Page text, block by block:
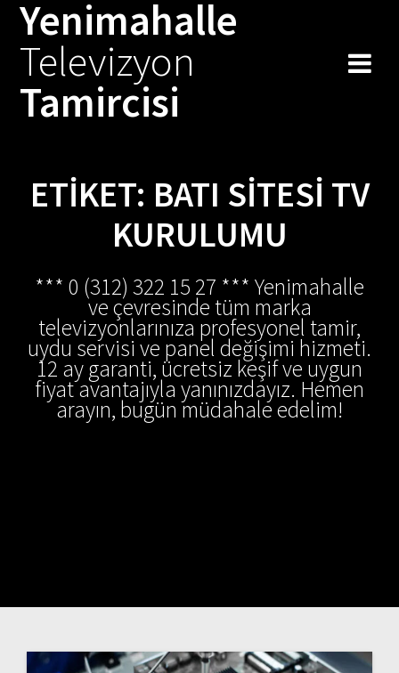
Skip
to
Yenimahalle
Televizyon
Tamircisi
ETIKET: BATI SITESI TV
KURULUMU
*** 0 (312) 322 15 27 *** Yenimahalle
ve çevresinde tüm marka
televizyonlarınıza profesyonel tamir,
uydu servisi ve panel değişimi hizmeti.
12 ay garanti, ücretsiz keşif ve uygun
fiyat avantajıyla yanınızdayız. Hemen
arayın, bugün müdahale edelim!